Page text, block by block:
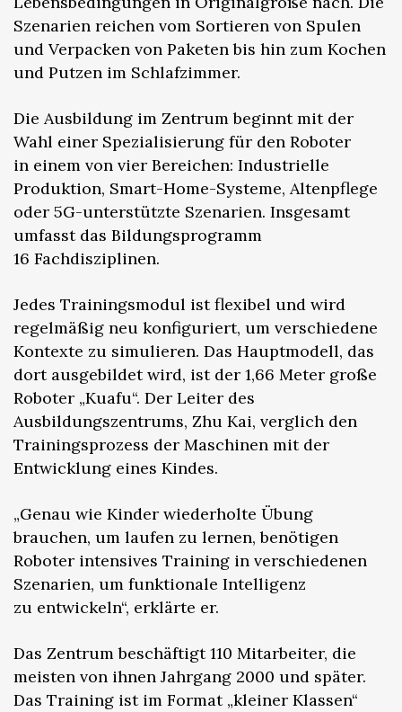
Szenarien reichen vom Sortieren von Spulen
und Verpacken von Paketen bis hin zum Kochen
und Putzen im Schlafzimmer.
Die Ausbildung im Zentrum beginnt mit der
Wahl einer Spezialisierung für den Roboter
in einem von vier Bereichen: Industrielle
Produktion, Smart-Home-Systeme, Altenpflege
oder 5G-unterstützte Szenarien. Insgesamt
umfasst das Bildungsprogramm
16 Fachdisziplinen.
Jedes Trainingsmodul ist flexibel und wird
regelmäßig neu konfiguriert, um verschiedene
Kontexte zu simulieren. Das Hauptmodell, das
dort ausgebildet wird, ist der 1,66 Meter große
Roboter „Kuafu“. Der Leiter des
Ausbildungszentrums, Zhu Kai, verglich den
Trainingsprozess der Maschinen mit der
Entwicklung eines Kindes.
„Genau wie Kinder wiederholte Übung
brauchen, um laufen zu lernen, benötigen
Roboter intensives Training in verschiedenen
Szenarien, um funktionale Intelligenz
zu entwickeln“, erklärte er.
Das Zentrum beschäftigt 110 Mitarbeiter, die
meisten von ihnen Jahrgang 2000 und später.
Das Training ist im Format „kleiner Klassen“